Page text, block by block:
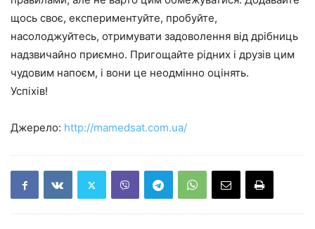
щось своє, експериментуйте, пробуйте,
насолоджуйтесь, отримувати задоволення від дрібниць
надзвичайно приємно. Пригощайте рідних і друзів цим
чудовим напоєм, і вони це неодмінно оцінять.
Успіхів!
Джерело: http://mamedsat.com.ua/